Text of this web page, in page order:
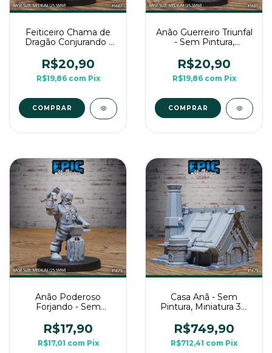
Feiticeiro Chama de
Dragão Conjurando -
3D Média Para RPG
de Mesa
R$20,90
R$19,86 com Pix
COMPRAR
Anão Guerreiro Triunfal
- Sem Pintura,
Para RPG de Mesa
R$20,90
R$19,86 com Pix
COMPRAR
Anão Poderoso
Forjando - Sem
Média Para RPG de
Mesa
R$17,90
R$17,01 com Pix
Casa Anã - Sem
Pintura, Miniatura 3D
Mesa
R$749,90
R$712,41 com Pix